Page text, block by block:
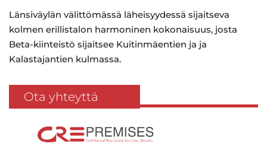
Länsiväylän välittömässä läheisyydessä sijaitseva
kolmen erillistalon harmoninen kokonaisuus, josta
Beta-kiinteistö sijaitsee Kuitinmäentien ja ja
Kalastajantien kulmassa.
Ota yhteyttä